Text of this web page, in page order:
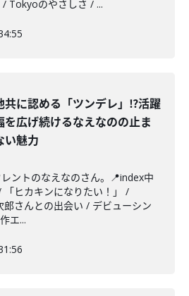
Tokyoのやさしさ / ...
共に認める「ツンデレ」⁉︎活躍
を広げ続けるなえなのの止ま
い魅力
ントのなえなのさん。📍index中
「ヒカキンになりたい！」 /
郎さんとの出会い / デビューシン
エ...